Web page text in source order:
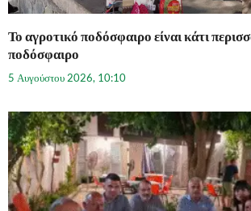
Το αγροτικό ποδόσφαιρο είναι κάτι
ποδόσφαιρο
5 Αυγούστου 2026, 10:10